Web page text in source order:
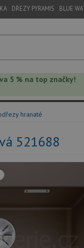
DŘEZY PYRAMIS BLUE
5 % na top značky!
hranaté
521688